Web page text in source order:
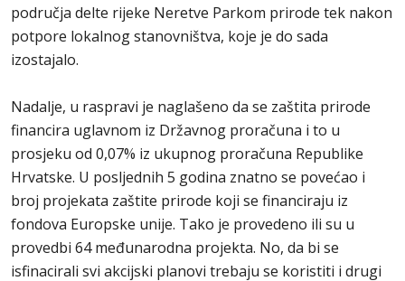
područja delte rijeke Neretve Parkom prirode tek nakon
potpore lokalnog stanovništva, koje je do sada
izostajalo.
Nadalje, u raspravi je naglašeno da se zaštita prirode
financira uglavnom iz Državnog proračuna i to u
prosjeku od 0,07% iz ukupnog proračuna Republike
Hrvatske. U posljednih 5 godina znatno se povećao i
broj projekata zaštite prirode koji se financiraju iz
fondova Europske unije. Tako je provedeno ili su u
provedbi 64 međunarodna projekta. No, da bi se
isfinacirali svi akcijski planovi trebaju se koristiti i drugi